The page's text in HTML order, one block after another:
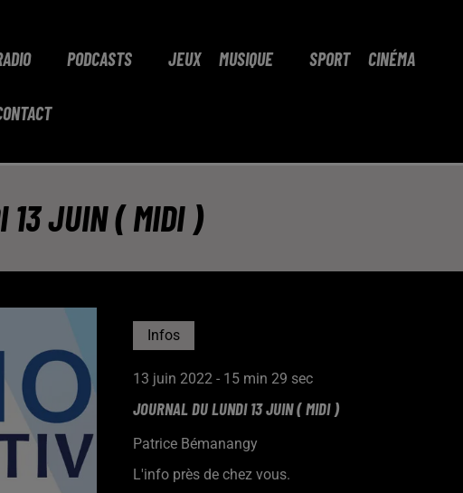
PODCASTS JEUX MUSIQUE SPORT CINÉMA
13 JUIN ( MIDI )
Infos
13 juin 2022 - 15 min 29 sec
JOURNAL DU LUNDI 13 JUIN ( MIDI )
Patrice Bémanangy
L'info près de chez vous.